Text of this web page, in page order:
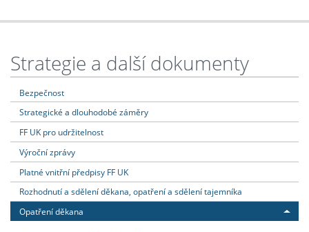
Strategie a další dokumenty
Bezpečnost
Strategické a dlouhodobé záměry
FF UK pro udržitelnost
Výroční zprávy
Platné vnitřní předpisy FF UK
Rozhodnutí a sdělení děkana, opatření a sdělení tajemníka
Opatření děkana